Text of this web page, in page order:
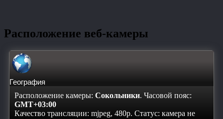
Расположение веб-камеры
География
Расположение камеры: Сокольники. Часовой пояс:
GMT+03:00
Качество трансляции: mjpeg, 480p. Статус: камера не